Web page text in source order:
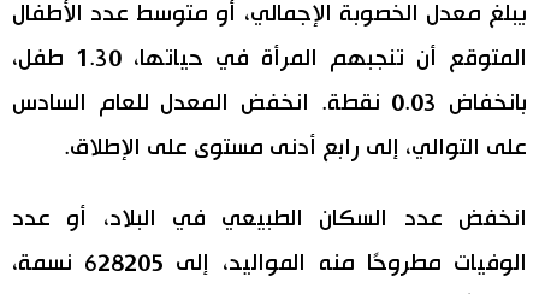
صور
أشخاص
الأكثر تفاعلا
اللغة اليابانية تواصل معنا
يبلغ معدل الخصوبة الإجمالي، أو متوسط عدد الأطفال
المتوقع أن تنجبهم المرأة في حياتها، 1.30 طفل،
بانخفاض 0.03 نقطة. انخفض المعدل للعام السادس
على التوالي، إلى رابع أدنى مستوى على الإطلاق.
انخفض عدد السكان الطبيعي في البلاد، أو عدد
الوفيات مطروحًا منه المواليد، إلى 628205 نسمة،